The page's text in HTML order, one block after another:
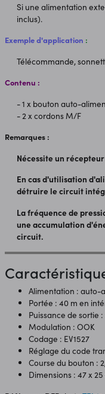
Si une alimentation
inclus).
Exemple d'application :
Télécommande,
Contenu :
- 1 x bouton auto-
- 2 x cordons M/F
Remarques :
Nécessite un
En cas d'utilisation
détruire le circuit
La fréquence de
une accumulation
circuit.
Alimentation : auto-
Portée : 40 m en
Puissance de sortie :
Modulation : OOK
Codage : EV1527
Réglage du code
Course du bouton :
Dimensions : 47 x 25